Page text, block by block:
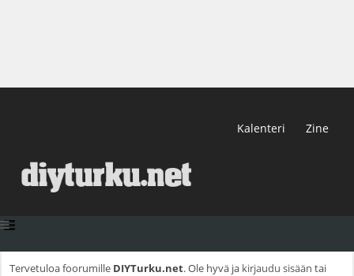
Kalenteri Zine
Tervetuloa foorumille DIYTurku.net. Ole hyvä ja kirjaudu sisään tai